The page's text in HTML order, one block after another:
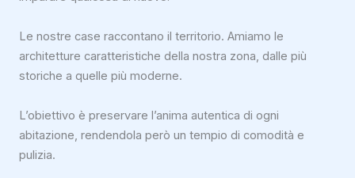
Le nostre case raccontano il territorio. Amiamo le
architetture caratteristiche della nostra zona, dalle più
storiche a quelle più moderne.
L’obiettivo è preservare l’anima autentica di ogni
abitazione, rendendola però un tempio di comodità e
pulizia.